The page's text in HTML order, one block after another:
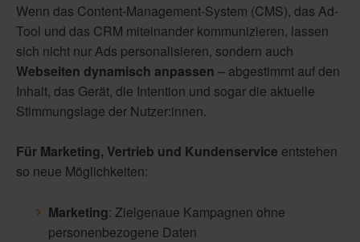
Wenn das Content-Management-System (CMS), das Ad-
Tool und das CRM miteinander kommunizieren, lassen
sich nicht nur Ads personalisieren, sondern auch
Webseiten dynamisch anpassen – abgestimmt auf den
Inhalt, das Gerät, die Intention und sogar die aktuelle
Stimmungslage der Nutzer:innen.
Für Marketing, Vertrieb und Kundenservice entstehen
so neue Möglichkeiten:
Marketing: Zielgenaue Kampagnen ohne
personenbezogene Daten